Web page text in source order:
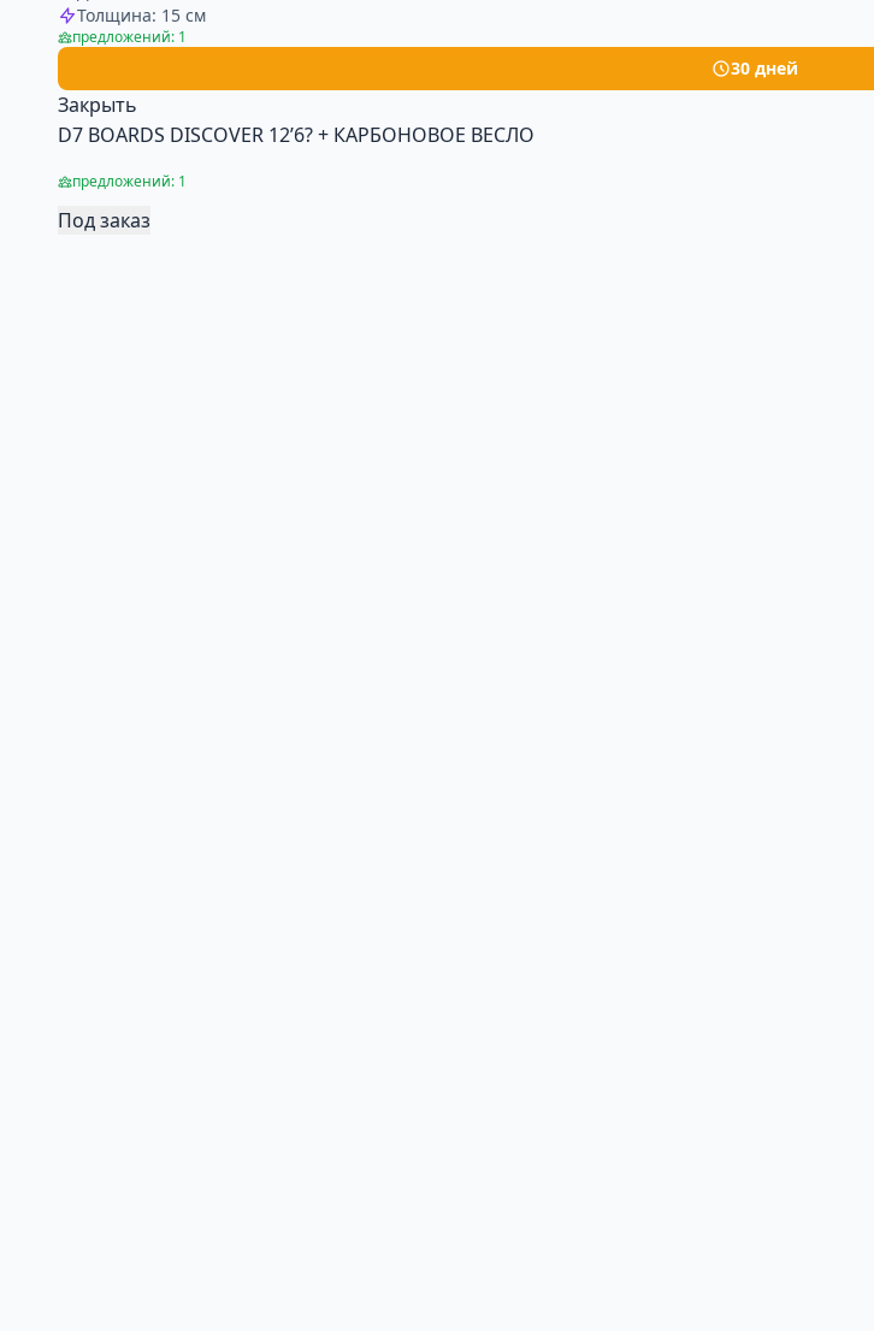
Толщина: 15 см
предложений: 1
30 дней
Закрыть
D7 BOARDS DISCOVER 12’6? + КАРБОНОВОЕ ВЕСЛО
предложений: 1
Под заказ